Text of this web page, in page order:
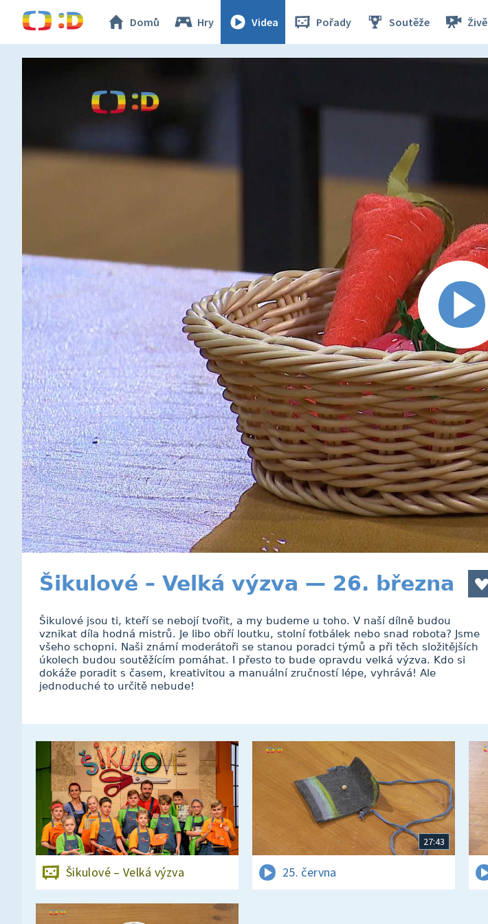
Domů Hry Videa Pořady Soutěže Živě
Šikulové – Velká výzva — 26. března
Šikulové jsou ti, kteří se nebojí tvořit, a my budeme u toho. V naší dílně budou
vznikat díla hodná mistrů. Je libo obří loutku, stolní fotbálek nebo snad robota? Jsme
všeho schopni. Naši známí moderátoři se stanou poradci týmů a při těch složitějších
úkolech budou soutěžícím pomáhat. I přesto to bude opravdu velká výzva. Kdo si
dokáže poradit s časem, kreativitou a manuální zručností lépe, vyhrává! Ale
jednoduché to určitě nebude!
Šikulové – Velká výzva
27:43
25. června